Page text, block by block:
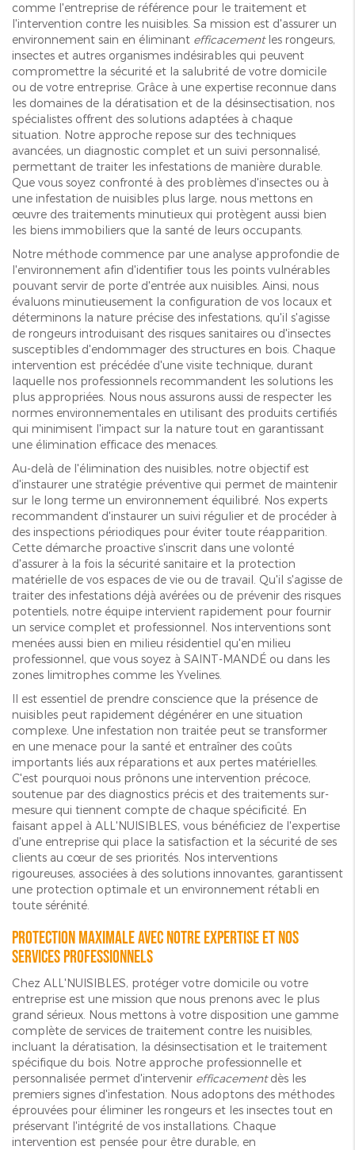
comme l'entreprise de référence pour le traitement et
l'intervention contre les nuisibles. Sa mission est d'assurer un
environnement sain en éliminant efficacementles rongeurs,
insectes et autres organismes indésirables qui peuvent
compromettre la sécurité et la salubrité de votre domicile
ou de votre entreprise. Grâce à une expertise reconnue dans
les domaines de la dératisation et de la désinsectisation, nos
spécialistes offrent des solutions adaptées à chaque
situation. Notre approche repose sur des techniques
avancées, un diagnostic complet et un suivi personnalisé,
permettant de traiter les infestations de manière durable.
Que vous soyez confronté à des problèmes d'insectes ou à
une infestation de nuisibles plus large, nous mettons en
œuvre des traitements minutieux qui protègent aussi bien
les biens immobiliers que la santé de leurs occupants.
Notre méthode commence par une analyse approfondie de
l'environnement afin d'identifier tous les points vulnérables
pouvant servir de porte d'entrée aux nuisibles. Ainsi, nous
évaluons minutieusement la configuration de vos locaux et
déterminons la nature précise des infestations, qu'il s'agisse
de rongeurs introduisant des risques sanitaires ou d'insectes
susceptibles d'endommager des structures en bois. Chaque
intervention est précédée d'une visite technique, durant
laquelle nos professionnels recommandent les solutions les
plus appropriées. Nous nous assurons aussi de respecter les
normes environnementales en utilisant des produits certifiés
qui minimisent l'impact sur la nature tout en garantissant
une élimination efficace des menaces.
Au-delà de l'élimination des nuisibles, notre objectif est
d'instaurer une stratégie préventive qui permet de maintenir
sur le long terme un environnement équilibré. Nos experts
recommandent d'instaurer un suivi régulier et de procéder à
des inspections périodiques pour éviter toute réapparition.
Cette démarche proactive s'inscrit dans une volonté
d'assurer à la fois la sécurité sanitaire et la protection
matérielle de vos espaces de vie ou de travail. Qu'il s'agisse de
traiter des infestations déjà avérées ou de prévenir des risques
potentiels, notre équipe intervient rapidement pour fournir
un service complet et professionnel. Nos interventions sont
menées aussi bien en milieu résidentiel qu'en milieu
professionnel, que vous soyez à SAINT-MANDÉ ou dans les
zones limitrophes comme les Yvelines.
Il est essentiel de prendre conscience que la présence de
nuisibles peut rapidement dégénérer en une situation
complexe. Une infestation non traitée peut se transformer
en une menace pour la santé et entraîner des coûts
importants liés aux réparations et aux pertes matérielles.
C'est pourquoi nous prônons une intervention précoce,
soutenue par des diagnostics précis et des traitements sur-
mesure qui tiennent compte de chaque spécificité. En
faisant appel à ALL'NUISIBLES, vous bénéficiez de l'expertise
d'une entreprise qui place la satisfaction et la sécurité de ses
clients au cœur de ses priorités. Nos interventions
rigoureuses, associées à des solutions innovantes, garantissent
une protection optimale et un environnement rétabli en
toute sérénité.
Protection maximale avec notre expertise et nos
services professionnels
Chez ALL'NUISIBLES, protéger votre domicile ou votre
entreprise est une mission que nous prenons avec le plus
grand sérieux. Nous mettons à votre disposition une gamme
complète de services de traitement contre les nuisibles,
incluant la dératisation, la désinsectisation et le traitement
spécifique du bois. Notre approche professionnelle et
personnalisée permet d'intervenir efficacementdès les
premiers signes d'infestation. Nous adoptons des méthodes
éprouvées pour éliminer les rongeurs et les insectes tout en
préservant l'intégrité de vos installations. Chaque
intervention est pensée pour être durable, en